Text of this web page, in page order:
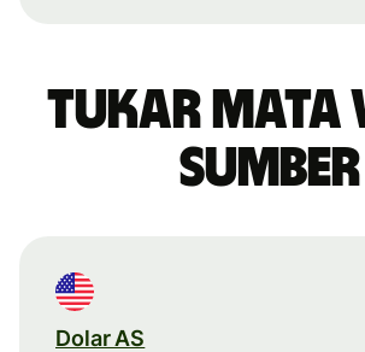
Tukar mata
sumber
Dolar AS